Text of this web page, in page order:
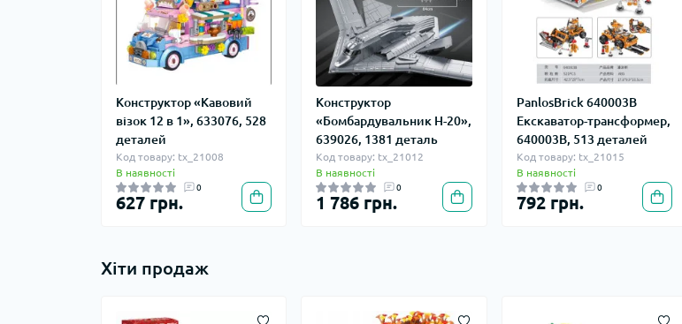
Конструктор «Кавовий
візок 12 в 1», 633076, 528
деталей
Код товару: tx_21008
В наявності
0
627 грн.
Конструктор
«Бомбардувальник H-20»,
639026, 1381 деталь
Код товару: tx_21012
В наявності
0
1 786 грн.
PanlosBrick 640003B
Екскаватор-трансформер,
640003B, 513 деталей
Код товару: tx_21015
В наявності
0
792 грн.
Хіти продаж